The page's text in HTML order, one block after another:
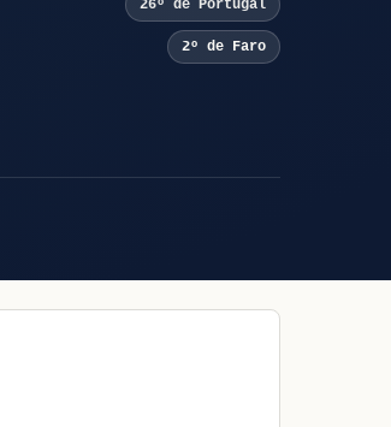
26º de Portugal
2º de Faro